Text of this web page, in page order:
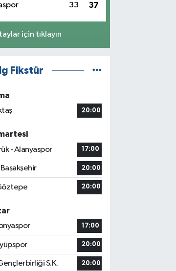
33 37
için tıklayın
Fikstür
20:00
- Alanyaspor
17:00
20:00
20:00
17:00
20:00
S.K. 20:00